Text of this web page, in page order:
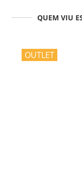
QUEM VIU
OUTLET